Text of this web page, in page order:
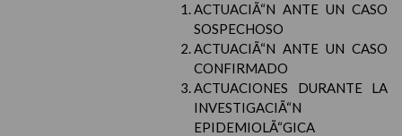
ACTUACIÃ“N ANTE UN CASO
SOSPECHOSO
ACTUACIÃ“N ANTE UN CASO
CONFIRMADO
ACTUACIONES DURANTE LA
INVESTIGACIÃ“N
EPIDEMIOLÃ“GICA